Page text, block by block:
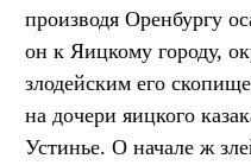
производя Оренбургу
он к Яицкому городу,
злодейским его
на дочери яицкого
Устинье. О начале ж